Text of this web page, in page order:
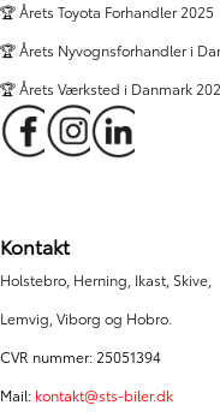
🏆 Årets Toyota Forhandler 2025
🏆 Årets Nyvognsforhandler i
🏆 Årets Værksted i Danmark
Kontakt
Holstebro, Herning, Ikast, Skive,
Lemvig, Viborg og Hobro.
CVR nummer: 25051394
Mail: kontakt@sts-biler.dk